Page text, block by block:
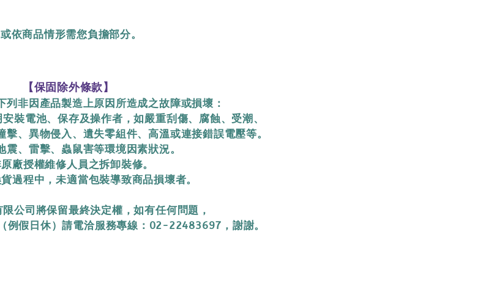
依商品情形需您負擔部分。
【保固除外條款】
非因產品製造上原因所造成之故障或損壞：
裝電池、保存及操作者，如嚴重刮傷、腐蝕、受潮、
、異物侵入、遺失零組件、高溫或連接錯誤電壓等。
震、雷擊、蟲鼠害等環境因素狀況。
原廠授權維修人員之拆卸裝修。
過程中，未適當包裝導致商品損壞者。
公司將保留最終決定權，如有任何問題，
假日休）請電洽服務專線：02-22483697，謝謝。